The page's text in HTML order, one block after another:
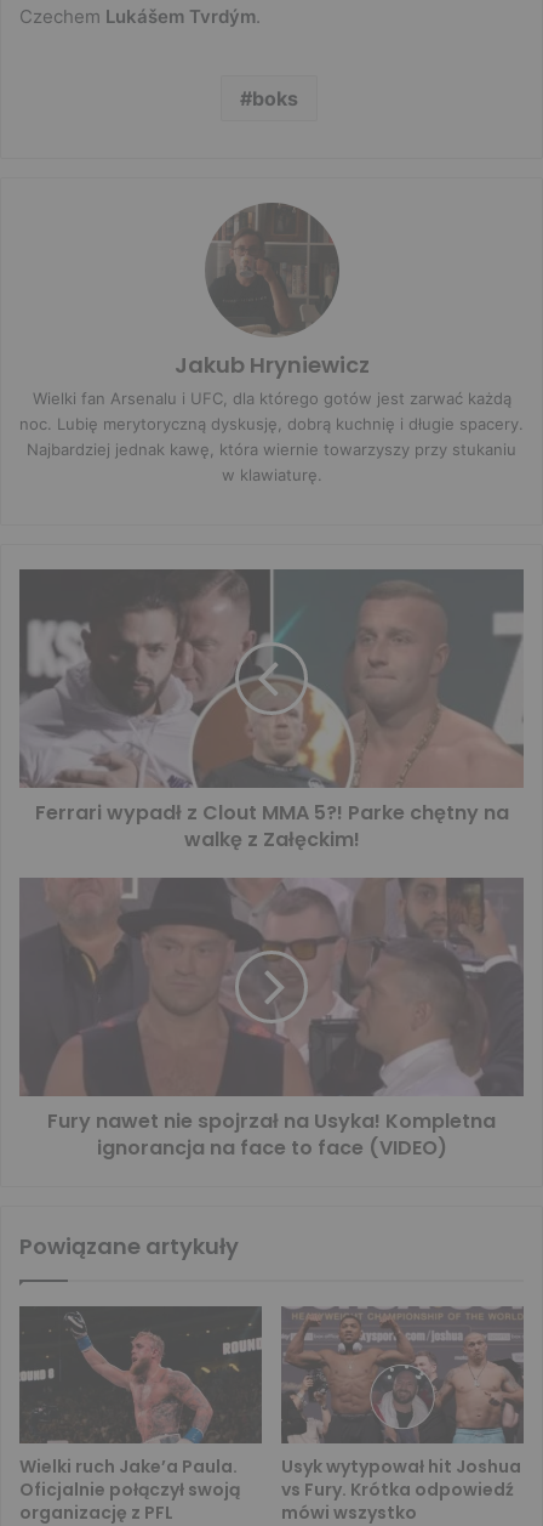
Czechem Lukášem Tvrdým.
boks
Jakub Hryniewicz
Wielki fan Arsenalu i UFC, dla którego gotów jest zarwać każdą
noc. Lubię merytoryczną dyskusję, dobrą kuchnię i długie spacery.
Najbardziej jednak kawę, która wiernie towarzyszy przy stukaniu
w klawiaturę.
Ferrari wypadł z Clout MMA 5?! Parke chętny na
walkę z Załęckim!
Fury nawet nie spojrzał na Usyka! Kompletna
ignorancja na face to face (VIDEO)
Powiązane artykuły
Wielki ruch Jake’a Paula.
Oficjalnie połączył swoją
organizację z PFL
Usyk wytypował hit Joshua
vs Fury. Krótka odpowiedź
mówi wszystko